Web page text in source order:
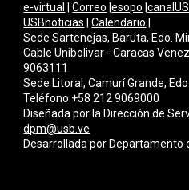
e-virtual |Correo |esopo |
USBnoticias |Calendario
Sede Sartenejas, Baruta, Edo.
Cable Unibolivar - Caracas
9063111
Sede Litoral, Camurí Grande,
Teléfono +58 212 9069000
Diseñada por la Dirección de
dpm@usb.ve
Desarrollada por Departamento